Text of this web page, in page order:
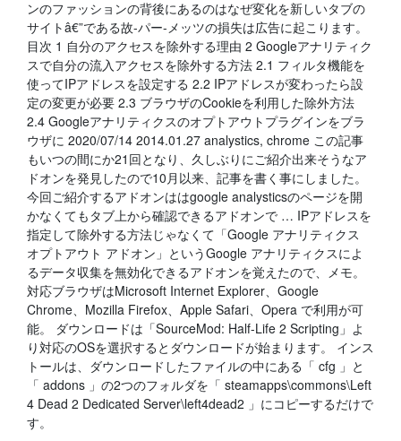
ンのファッションの背後にあるのはなぜ変化を新しいタブの
サイトâ€”である故-パー-メッツの損失は広告に起こります。
目次 1 自分のアクセスを除外する理由 2 Googleアナリティク
スで自分の流入アクセスを除外する方法 2.1 フィルタ機能を
使ってIPアドレスを設定する 2.2 IPアドレスが変わったら設
定の変更が必要 2.3 ブラウザのCookieを利用した除外方法
2.4 Googleアナリティクスのオプトアウトプラグインをブラ
ウザに 2020/07/14 2014.01.27 analystics, chrome この記事
もいつの間にか21回となり、久しぶりにご紹介出来そうなア
ドオンを発見したので10月以来、記事を書く事にしました。
今回ご紹介するアドオンははgoogle analysticsのページを開
かなくてもタブ上から確認できるアドオンで … IPアドレスを
指定して除外する方法じゃなくて「Google アナリティクス
オプトアウト アドオン」というGoogle アナリティクスによ
るデータ収集を無効化できるアドオンを覚えたので、メモ。
対応ブラウザはMicrosoft Internet Explorer、Google
Chrome、Mozilla Firefox、Apple Safari、Opera で利用が可
能。 ダウンロードは「SourceMod: Half-Life 2 Scripting」よ
り対応のOSを選択するとダウンロードが始まります。 インス
トールは、ダウンロードしたファイルの中にある「 cfg 」と
「 addons 」の2つのフォルダを「 steamapps\commons\Left
4 Dead 2 Dedicated Server\left4dead2 」にコピーするだけで
す。